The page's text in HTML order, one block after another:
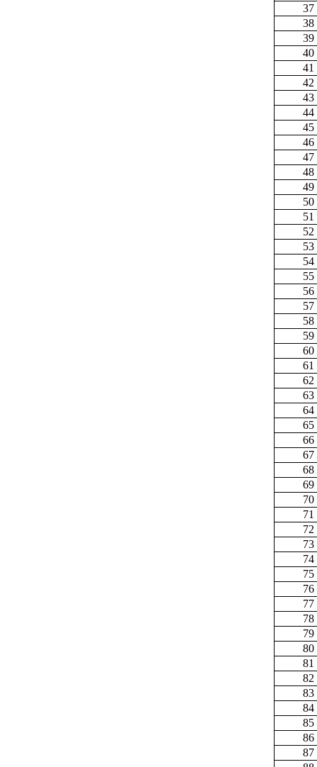
37
38
39
40
41
42
43
44
45
46
47
48
49
50
51
52
53
54
55
56
57
58
59
60
61
62
63
64
65
66
67
68
69
70
71
72
73
74
75
76
77
78
79
80
81
82
83
84
85
86
87